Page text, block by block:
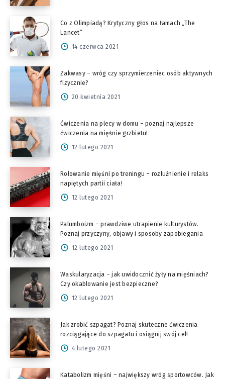
Co z Olimpiadą? Krytyczny głos na łamach „The
Lancet”
14 czerwca 2021
Zakwasy – wróg czy sprzymierzeniec osób aktywnych
fizycznie?
20 kwietnia 2021
Ćwiczenia na plecy w domu – poznaj najlepsze
ćwiczenia na mięśnie grzbietu!
12 lutego 2021
Rolowanie mięśni po treningu – rozluźnienie i relaks
napiętych partii ciała!
12 lutego 2021
Palumboizm – prawdziwe utrapienie kulturystów.
Poznaj przyczyny, objawy i sposoby zapobiegania
12 lutego 2021
Waskularyzacja – jak uwidocznić żyły na mięśniach?
Czy okablowanie jest bezpieczne?
12 lutego 2021
Jak zrobić szpagat? Poznaj skuteczne ćwiczenia
rozciągające do szpagatu i osiągnij swój cel!
4 lutego 2021
Katabolizm mięśni – największy wróg sportowców. Jak